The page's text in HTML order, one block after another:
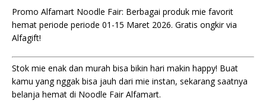
Promo Alfamart Noodle Fair: Berbagai produk mie favorit
hemat periode periode 01-15 Maret 2026. Gratis ongkir via
Alfagift!
Stok mie enak dan murah bisa bikin hari makin happy! Buat
kamu yang nggak bisa jauh dari mie instan, sekarang saatnya
belanja hemat di Noodle Fair Alfamart.